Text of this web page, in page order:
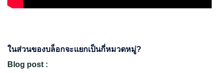
ในส่วนของบล็อกจะแยกเป็นกี่หมวดหมู่?
Blog post :